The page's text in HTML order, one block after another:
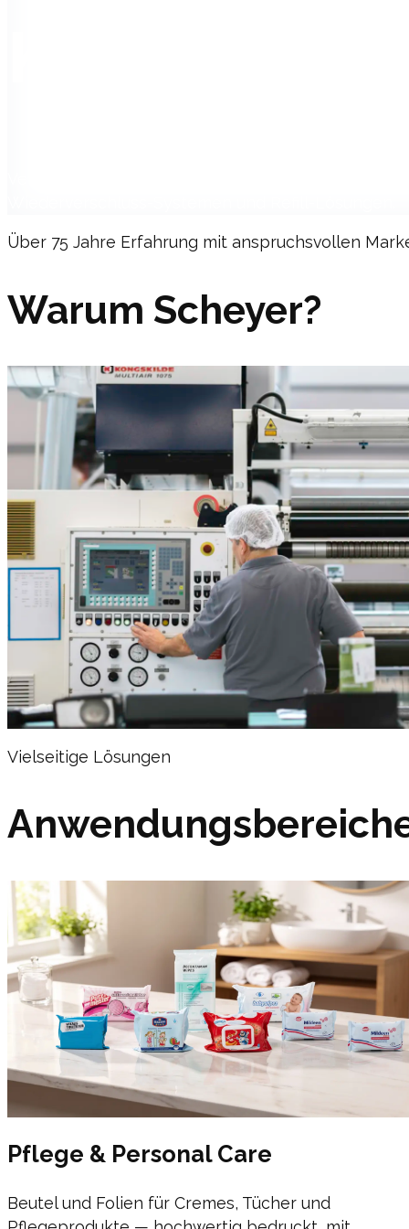
Warum Scheyer?
Über 75 Jahre Erfahrung mit anspruchsvollen
Vielseitige Lösungen
Pflege & Personal Care
Beutel und Folien für Cremes, Tücher und